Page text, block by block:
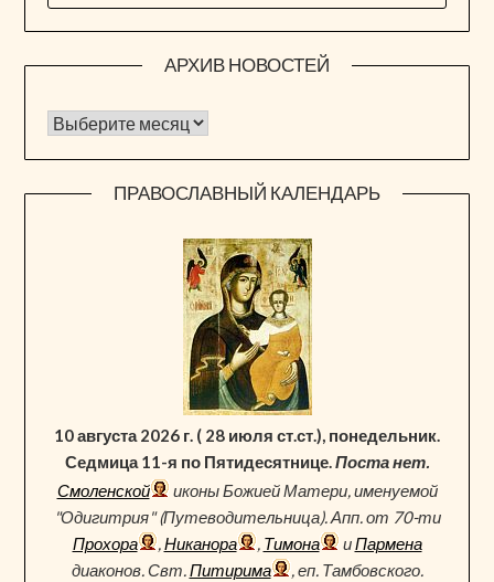
АРХИВ НОВОСТЕЙ
Архив новостей
ПРАВОСЛАВНЫЙ КАЛЕНДАРЬ
10 августа 2026 г. ( 28 июля ст.ст.), понедельник.
Седмица 11-я по Пятидесятнице.Поста нет.
Смоленской
иконы Божией Матери, именуемой
"Одигитрия" (Путеводительница). Апп. от 70-ти
Прохора
,Никанора , Тимона иПармена
диаконов. Свт.Питирима
, еп. Тамбовского.